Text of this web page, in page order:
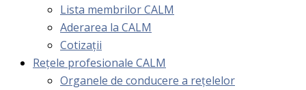
Lista membrilor CALM
Aderarea la CALM
Cotizaţii
Rețele profesionale CALM
Organele de conducere a rețelelor